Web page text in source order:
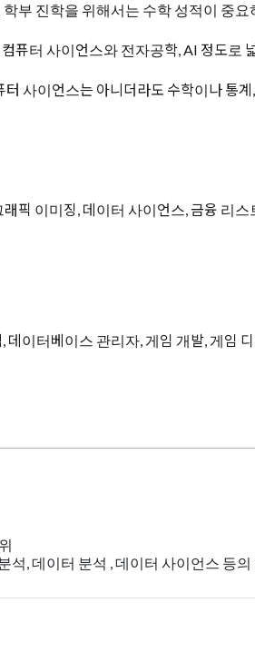
부 진학을 위해서는 수학 성적이 중
퓨터 사이언스와 전자공학, AI 정도로
터 사이언스는 아니더라도 수학이나 통
픽 이미징, 데이터 사이언스, 금융 리
데이터베이스 관리자, 게임 개발, 게임
석, 데이터 분석 , 데이터 사이언스 등의